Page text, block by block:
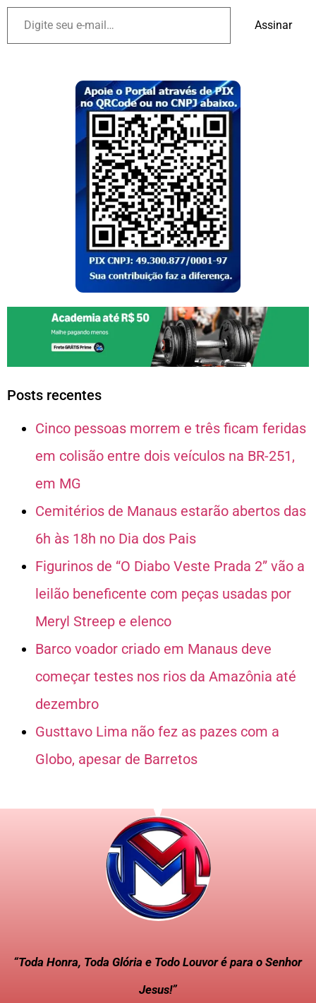
Assinar
Posts recentes
Cinco pessoas morrem e três ficam feridas
em colisão entre dois veículos na BR-251,
em MG
Cemitérios de Manaus estarão abertos das
6h às 18h no Dia dos Pais
Figurinos de “O Diabo Veste Prada 2” vão a
leilão beneficente com peças usadas por
Meryl Streep e elenco
Barco voador criado em Manaus deve
começar testes nos rios da Amazônia até
dezembro
Gusttavo Lima não fez as pazes com a
Globo, apesar de Barretos
“Toda Honra, Toda Glória e Todo Louvor é para o Senhor
Jesus!”